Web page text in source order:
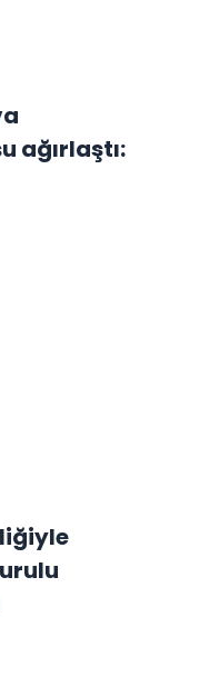
ağırlaştı: